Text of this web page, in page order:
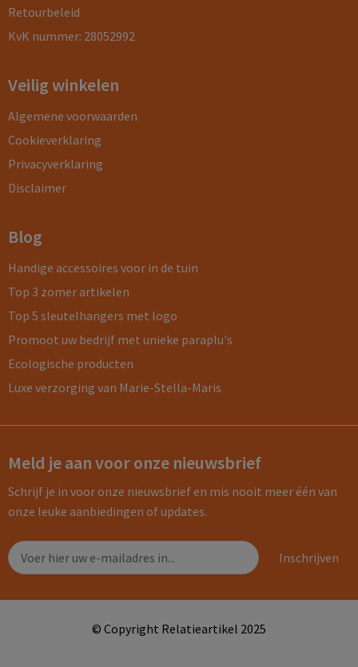
Retourbeleid
KvK nummer: 28052992
Veilig winkelen
Algemene voorwaarden
Cookieverklaring
Privacyverklaring
Disclaimer
Blog
Handige accessoires voor in de tuin
Top 3 zomer artikelen
Top 5 sleutelhangers met logo
Promoot uw bedrijf met unieke paraplu's
Ecologische producten
Luxe verzorging van Marie-Stella-Maris
Meld je aan voor onze nieuwsbrief
Schrijf je in voor onze nieuwsbrief en mis nooit meer één van
onze leuke aanbiedingen of updates.
© Copyright Relatieartikel 2025